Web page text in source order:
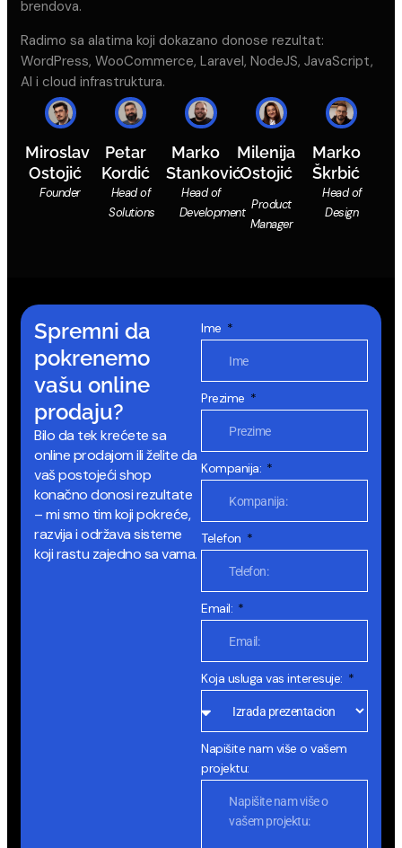
brendova.
Radimo sa alatima koji dokazano donose rezultat:
WordPress, WooCommerce, Laravel, NodeJS, JavaScript,
AI i cloud infrastruktura.
Miroslav
Ostojić
Founder
Petar
Kordić
Head of
Solutions
Marko
Stanković
Head of
Development
Milenija
Ostojić
Product
Manager
Marko
Škrbić
Head of
Design
Spremni da
pokrenemo
vašu online
prodaju?
Bilo da tek krećete sa
online prodajom ili želite da
vaš postojeći shop
konačno donosi rezultate
– mi smo tim koji pokreće,
razvija i održava sisteme
koji rastu zajedno sa vama.
Ime
Prezime
Kompanija:
Telefon
Email:
Koja usluga vas interesuje:
Napišite nam više o vašem
projektu: